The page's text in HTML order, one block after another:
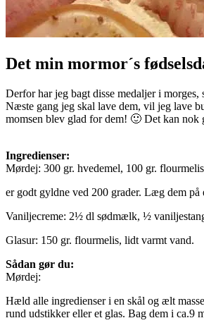
Det min mormor´s
Derfor har jeg bagt disse medaljer i
Næste gang jeg skal lave dem, vil jeg lave
momsen blev glad for dem! 🙂 Det kan nok
Ingredienser:
Mørdej: 300 gr. hvedemel, 100 gr.
er godt gyldne ved 200 grader. Læg dem på
Vaniljecreme: 2½ dl sødmælk, ½
Glasur: 150 gr. flourmelis, lidt varmt vand.
Sådan gør du:
Mørdej:
Hæld alle ingredienser i en skål og ælt
rund udstikker eller et glas. Bag dem i ca.9